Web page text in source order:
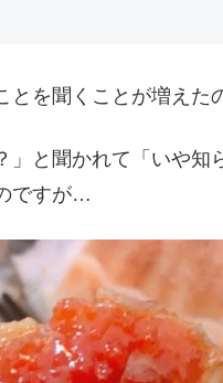
を聞くことが増えた
」と聞かれて「いや
ですが…